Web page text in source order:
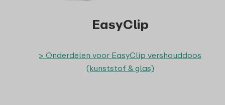
EasyClip
> Onderdelen voor EasyClip vershouddoos
(kunststof & glas)